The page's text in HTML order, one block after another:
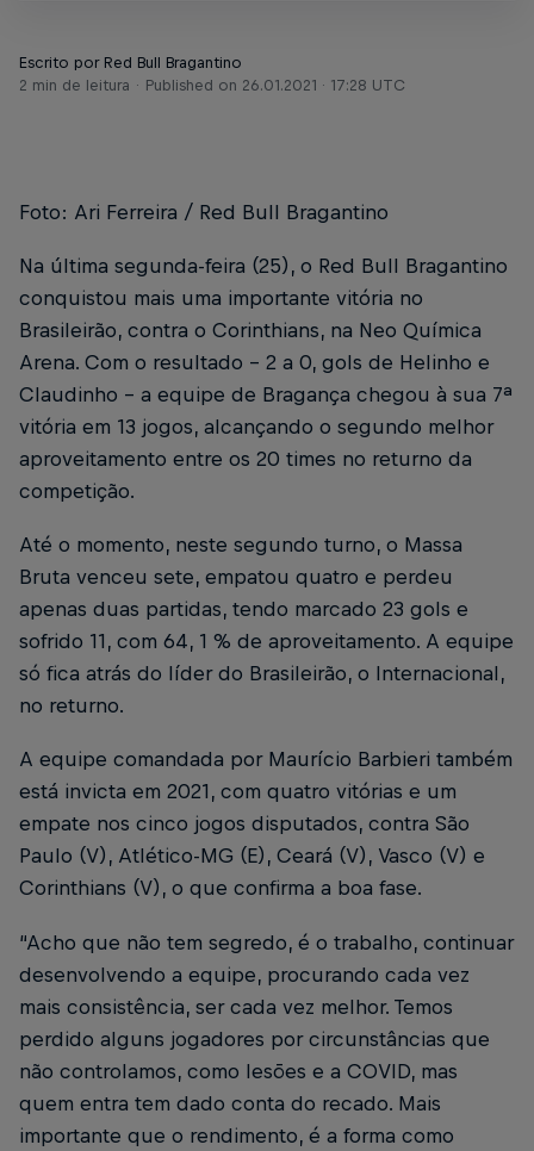
Escrito por Red Bull Bragantino
2 min de leitura
Published on 26.01.2021 · 17:28 UTC
Foto: Ari Ferreira / Red Bull Bragantino
Na última segunda-feira (25), o Red Bull Bragantino
conquistou mais uma importante vitória no
Brasileirão, contra o Corinthians, na Neo Química
Arena. Com o resultado – 2 a 0, gols de Helinho e
Claudinho – a equipe de Bragança chegou à sua 7ª
vitória em 13 jogos, alcançando o segundo melhor
aproveitamento entre os 20 times no returno da
competição.
Até o momento, neste segundo turno, o Massa
Bruta venceu sete, empatou quatro e perdeu
apenas duas partidas, tendo marcado 23 gols e
sofrido 11, com 64, 1 % de aproveitamento. A equipe
só fica atrás do líder do Brasileirão, o Internacional,
no returno.
A equipe comandada por Maurício Barbieri também
está invicta em 2021, com quatro vitórias e um
empate nos cinco jogos disputados, contra São
Paulo (V), Atlético-MG (E), Ceará (V), Vasco (V) e
Corinthians (V), o que confirma a boa fase.
“Acho que não tem segredo, é o trabalho, continuar
desenvolvendo a equipe, procurando cada vez
mais consistência, ser cada vez melhor. Temos
perdido alguns jogadores por circunstâncias que
não controlamos, como lesões e a COVID, mas
quem entra tem dado conta do recado. Mais
importante que o rendimento, é a forma como